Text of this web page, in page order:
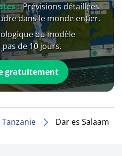
: Prévisions détaillées
dans le monde entier.
du modèle
de 10 jours.
gratuitement
Tanzanie Dar es Salaam